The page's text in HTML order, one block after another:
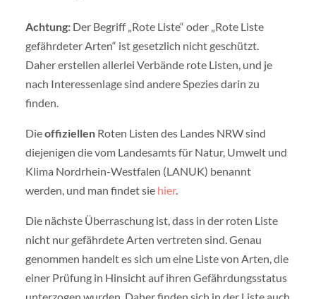
Achtung:Der Begriff „Rote Liste“ oder „Rote Liste
gefährdeter Arten“ ist gesetzlich nicht geschützt.
Daher erstellen allerlei Verbände rote Listen, und je
nach Interessenlage sind andere Spezies darin zu
finden.
DieoffiziellenRoten Listen des Landes NRW sind
diejenigen die vom Landesamts für Natur, Umwelt und
Klima Nordrhein-Westfalen (LANUK) benannt
werden, und man findet sie hier.
Die nächste Überraschung ist, dass in der roten Liste
nicht nur gefährdete Arten vertreten sind. Genau
genommen handelt es sich um eine Liste von Arten, die
einer Prüfung in Hinsicht auf ihren Gefährdungsstatus